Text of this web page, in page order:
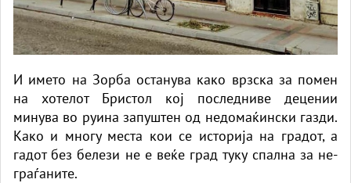
И името на Зорба останува како врзска за помен
на хотелот Бристол кој последниве децении
минува во руина запуштен од недомаќински газди.
Како и многу места кои се историја на градот, а
гадот без белези не е веќе град туку спална за не-
граѓаните.